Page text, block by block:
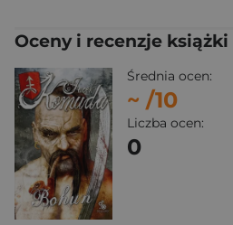
Oceny i recenzje książki
Średnia ocen:
~ /10
Liczba ocen:
0